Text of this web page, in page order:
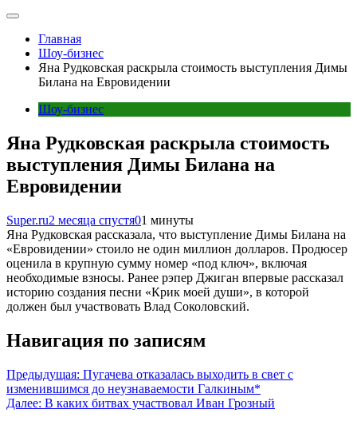
Главная
Шоу-бизнес
Яна Рудковская раскрыла стоимость выступления Димы
Билана на Евровидении
Шоу-бизнес
Яна Рудковская раскрыла стоимость
выступления Димы Билана на
Евровидении
Super.ru2 месяца спустя01 минуты
Яна Рудковская рассказала, что выступление Димы Билана на
«Евровидении» стоило не один миллион долларов. Продюсер
оценила в крупную сумму номер «под ключ», включая
необходимые взносы. Ранее рэпер Джиган впервые рассказал
историю создания песни «Крик моей души», в которой
должен был участвовать Влад Соколовский.
Навигация по записям
Предыдущая: Пугачева отказалась выходить в свет с
изменившимся до неузнаваемости Галкиным*
Далее: В каких битвах участвовал Иван Грозный